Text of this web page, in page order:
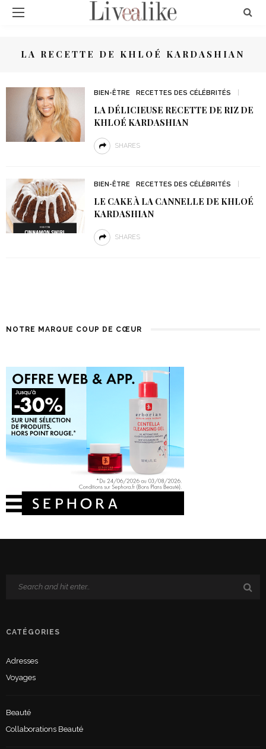
LA RECETTE DE KHLOÉ KARDASHIAN
BIEN-ÊTRE RECETTES DES CÉLÉBRITÉS
LA DÉLICIEUSE RECETTE DE RIZ DE
KHLOÉ KARDASHIAN
SHARES
BIEN-ÊTRE RECETTES DES CÉLÉBRITÉS
LE CAKE À LA CANNELLE DE KHLOÉ
KARDASHIAN
SHARES
NOTRE MARQUE COUP DE CŒUR
CATÉGORIES
Adresses
Voyages
Beauté
Collaborations Beauté